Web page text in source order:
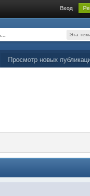
Вход
Эта
Просмотр новых